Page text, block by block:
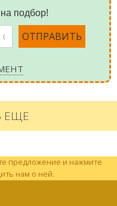
подбор!
ЕЩЕ
предложение и нажмите
нам о ней.